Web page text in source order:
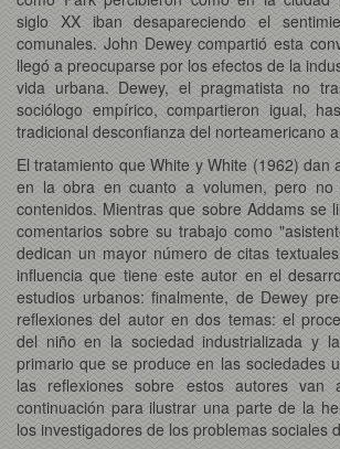
siglo XX iban desapareciendo el
comunales. John Dewey compartió esta
llegó a preocuparse por los efectos de la
vida urbana. Dewey, el pragmatista no
sociólogo empírico, compartieron igual,
tradicional desconfianza del norteamericano
El tratamiento que White y White (1962) dan
en la obra en cuanto a volumen, pero
contenidos. Mientras que sobre Addams se
comentarios sobre su trabajo como
dedican un mayor número de citas
influencia que tiene este autor en el
estudios urbanos: finalmente, de Dewey
reflexiones del autor en dos temas: el
del niño en la sociedad industrializada y
primario que se produce en las sociedades
las reflexiones sobre estos autores van
continuación para ilustrar una parte de la
los investigadores de los problemas sociales